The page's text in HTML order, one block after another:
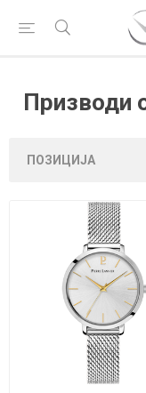
Призводи